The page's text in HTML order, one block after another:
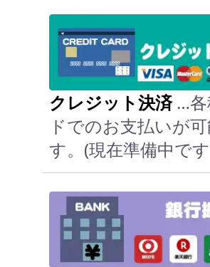
クレジット決済…各
ドでのお支払いが
す。(現在準備中で